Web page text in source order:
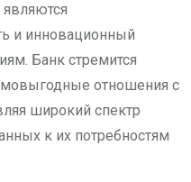
и инновационный
Банк стремится
отношения с
широкий спектр
к их потребностям